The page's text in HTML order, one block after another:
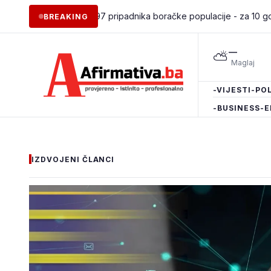
BREAKING
97 pripadnika boračke populacije - za 10 godina
⛅—
-VIJESTI -
-BUSINESS-
IZDVOJENI ČLANCI